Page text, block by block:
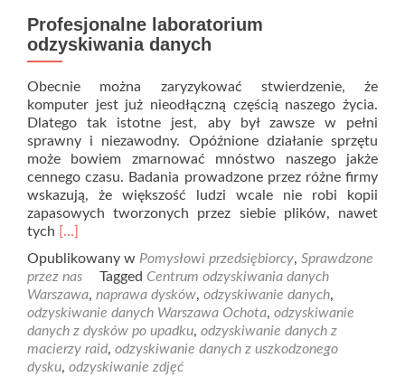
Profesjonalne laboratorium
odzyskiwania danych
Obecnie można zaryzykować stwierdzenie, że
komputer jest już nieodłączną częścią naszego życia.
Dlatego tak istotne jest, aby był zawsze w pełni
sprawny i niezawodny. Opóźnione działanie sprzętu
może bowiem zmarnować mnóstwo naszego jakże
cennego czasu. Badania prowadzone przez różne firmy
wskazują, że większość ludzi wcale nie robi kopii
zapasowych tworzonych przez siebie plików, nawet
tych Read
about
Profesjonalne
laboratorium
odzyskiwania
danych
[…]
Opublikowany w Pomysłowi przedsiębiorcy, Sprawdzone
przez nas
Tagged Centrum odzyskiwania danych
Warszawa, naprawa dysków, odzyskiwanie danych,
odzyskiwanie danych Warszawa Ochota, odzyskiwanie
danych z dysków po upadku, odzyskiwanie danych z
macierzy raid, odzyskiwanie danych z uszkodzonego
dysku, odzyskiwanie zdjęć